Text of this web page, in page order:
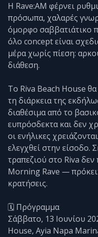
Η Rave:AM φέρνει
πρόσωπα, χαλαρές
όμορφο σαββατιάτικο
όλο concept είναι
μέρα χωρίς πίεση:
διάθεση.
Το Riva Beach House
τη διάρκεια της
διαθέσιμα από το
ευπρόσδεκτα και δεν
οι ενήλικες
ελεγχθεί στην είσοδο.
τραπεζιού στο Riva
Morning Rave —
κρατήσεις.
🗓️ Πρόγραμμα
Σάββατο, 13 Ιουνίου
House, Ayia Napa